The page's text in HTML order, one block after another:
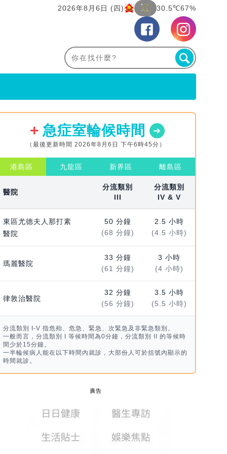
2026年8月6日 (四) 30.5℃67%
急症室輪候時間
（最後更新時間 2026年8月6日 下午6時45分）
港島區 九龍區 新界區 離島區
醫院
分流類別
III
分流類別
IV & V
東區尤德夫人那打素
醫院
50 分鐘
(68 分鐘)
2.5 小時
(4.5 小時)
瑪麗醫院
33 分鐘
(61 分鐘)
3 小時
(4 小時)
律敦治醫院
32 分鐘
(56 分鐘)
3.5 小時
(5.5 小時)
分流類別 I-V 指危殆、危急、緊急、次緊急及非緊急類別。
一般而言，分流類別 I 等候時間為0分鐘，分流類別 II 的等候時
間少於15分鐘。
一半輪候病人能在以下時間內就診，大部份人可於括號內顯示的
時間就診。
廣告